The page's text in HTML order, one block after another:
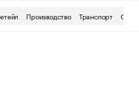
Производство Транспорт